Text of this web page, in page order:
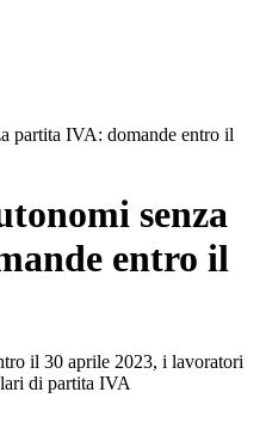
partita IVA: domande entro il
senza
entro il
il 30 aprile 2023, i lavoratori
di partita IVA